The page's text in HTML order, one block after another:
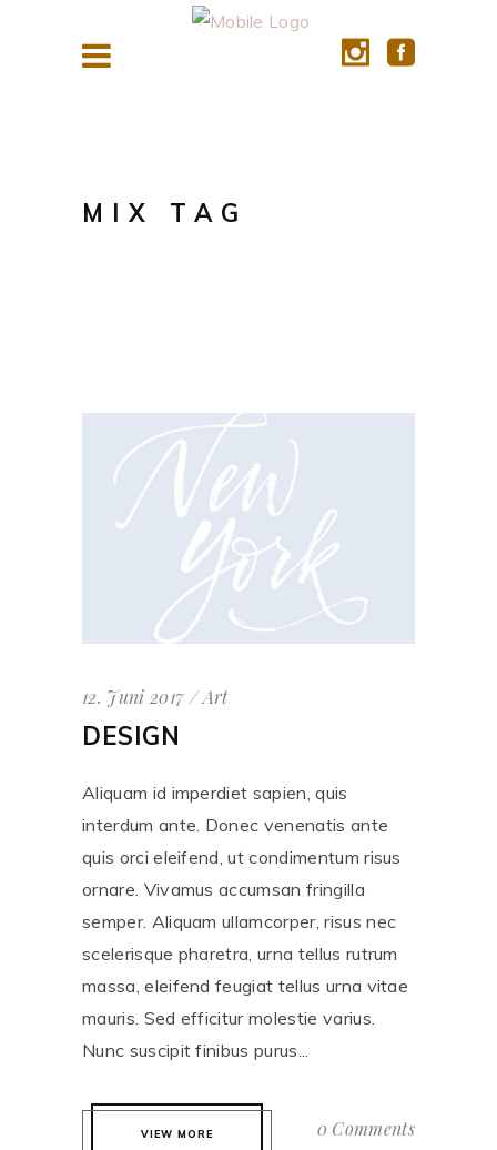
MIX TAG
12. Juni 2017 Art
DESIGN
Aliquam id imperdiet sapien, quis
interdum ante. Donec venenatis ante
quis orci eleifend, ut condimentum risus
ornare. Vivamus accumsan fringilla
semper. Aliquam ullamcorper, risus nec
scelerisque pharetra, urna tellus rutrum
massa, eleifend feugiat tellus urna vitae
mauris. Sed efficitur molestie varius.
Nunc suscipit finibus purus...
VIEW MORE 0 Comments